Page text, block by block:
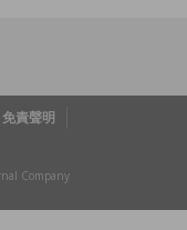
免責聲明
Company